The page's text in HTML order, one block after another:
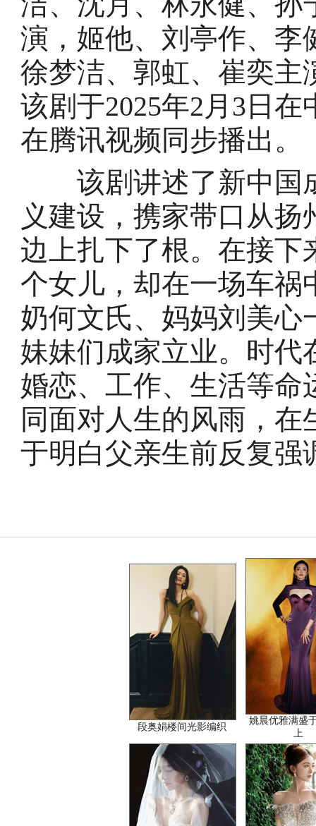
演，姬他、刘亭作、李
徐梦洁、郭虹、崔奕主
该剧于2025年2月3日
在腾讯视频同步播出。
该剧讲述了新中国
义建设，携家带口从
边上扎下了根。在接下
个女儿，却在一场车祸
奶何文氏、妈妈刘美心
妹妹们成家立业。时代
婚恋、工作、生活等命
同面对人生的风雨，
于明白父亲生前反复强
段奥娟楼间光影编织
姚晨优雅满盛
上